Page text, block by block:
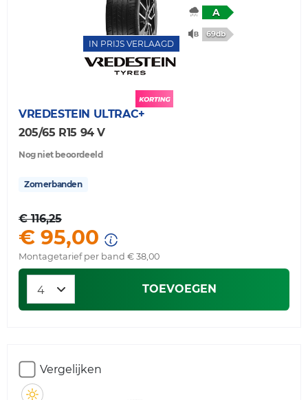
IN PRIJS VERLAAGD
A
69db
VREDESTEIN ULTRAC+
205/65 R15 94 V
Nog niet beoordeeld
Zomerbanden
€ 116,25
€ 95,00
Montagetarief per band € 38,00
TOEVOEGEN
Vergelijken